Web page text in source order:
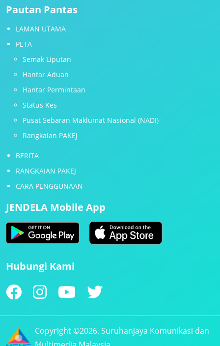
Pautan Pantas
LAMAN UTAMA
PETA
Semak Liputan
Hantar Aduan
Hantar Permintaan
Status Kes
Pusat Sebaran Maklumat Nasional (NADI)
Rangkaian PAKEJ
BERITA
RANGKAIAN PAKEJ
CARA PENGGUNAAN
JENDELA Mobile App
Hubungi Kami
Copyright ©2026. Suruhanjaya Komunikasi dan